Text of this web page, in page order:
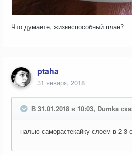
Что думаете, жизнеспособный план?
ptaha
31 января, 2018
В 31.01.2018 в 10:03, Dumka
налью саморастекайку слоем в 2-3